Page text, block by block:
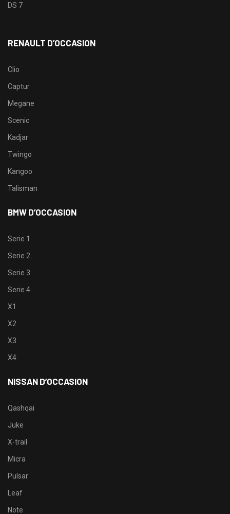
DS 7
RENAULT D’OCCASION
Clio
Captur
Megane
Scenic
Kadjar
Twingo
Kangoo
Talisman
BMW D’OCCASION
Serie 1
Serie 2
Serie 3
Serie 4
X1
X2
X3
X4
NISSAN D’OCCASION
Qashqai
Juke
X-trail
Micra
Pulsar
Leaf
Note